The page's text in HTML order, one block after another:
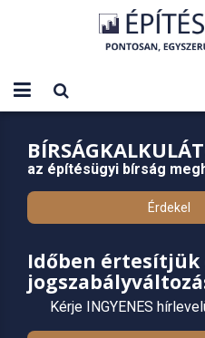
az építésügyi bírság
Érdekel
Időben értesítjük
Kérje INGYENES